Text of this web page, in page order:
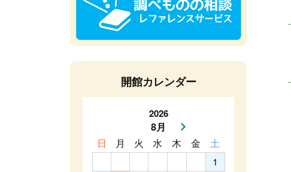
開館カレンダー
2026
8月
次月へ
日
月 火 水 木 金
土
1